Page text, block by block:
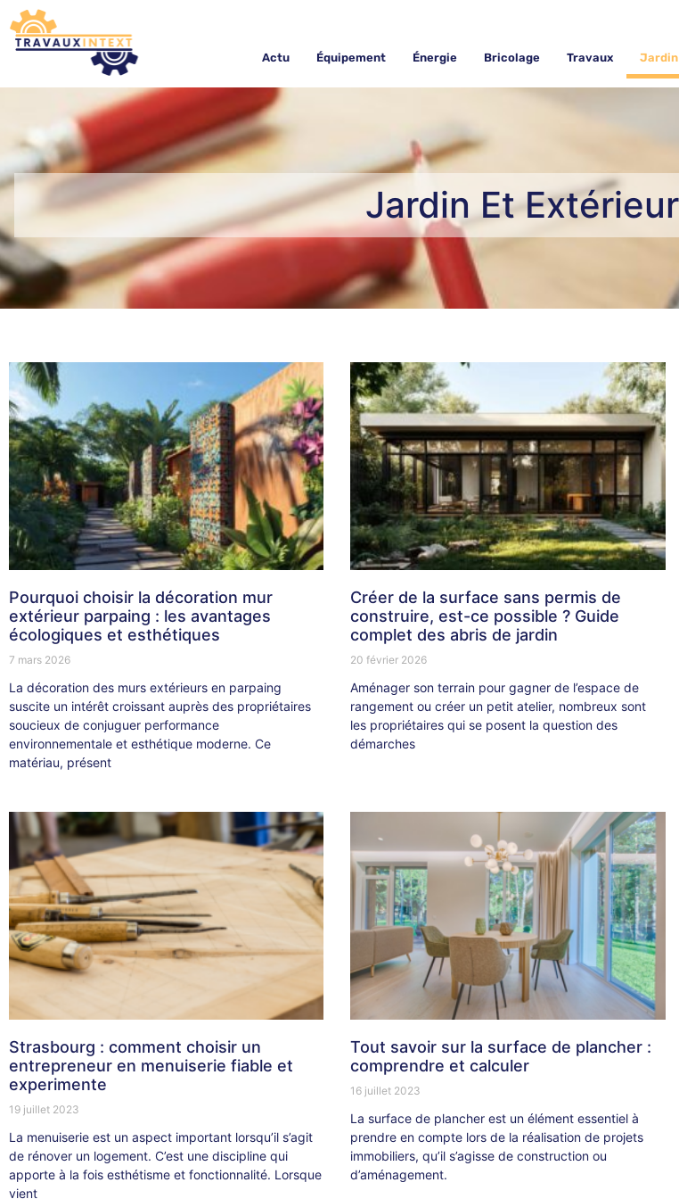
Actu Équipement Énergie Bricolage Travaux
Jardin Et Extérieur
Pourquoi choisir la décoration mur
extérieur parpaing : les avantages
écologiques et esthétiques
7 mars 2026
La décoration des murs extérieurs en parpaing
suscite un intérêt croissant auprès des propriétaires
soucieux de conjuguer performance
environnementale et esthétique moderne. Ce
matériau, présent
Créer de la surface sans permis de
construire, est-ce possible ? Guide
complet des abris de jardin
20 février 2026
Aménager son terrain pour gagner de l’espace de
rangement ou créer un petit atelier, nombreux sont
les propriétaires qui se posent la question des
démarches
Strasbourg : comment choisir un
entrepreneur en menuiserie fiable et
experimente
19 juillet 2023
La menuiserie est un aspect important lorsqu’il s’agit
de rénover un logement. C’est une discipline qui
apporte à la fois esthétisme et fonctionnalité. Lorsque
vient
Tout savoir sur la surface de plancher :
comprendre et calculer
16 juillet 2023
La surface de plancher est un élément essentiel à
prendre en compte lors de la réalisation de projets
immobiliers, qu’il s’agisse de construction ou
d’aménagement.